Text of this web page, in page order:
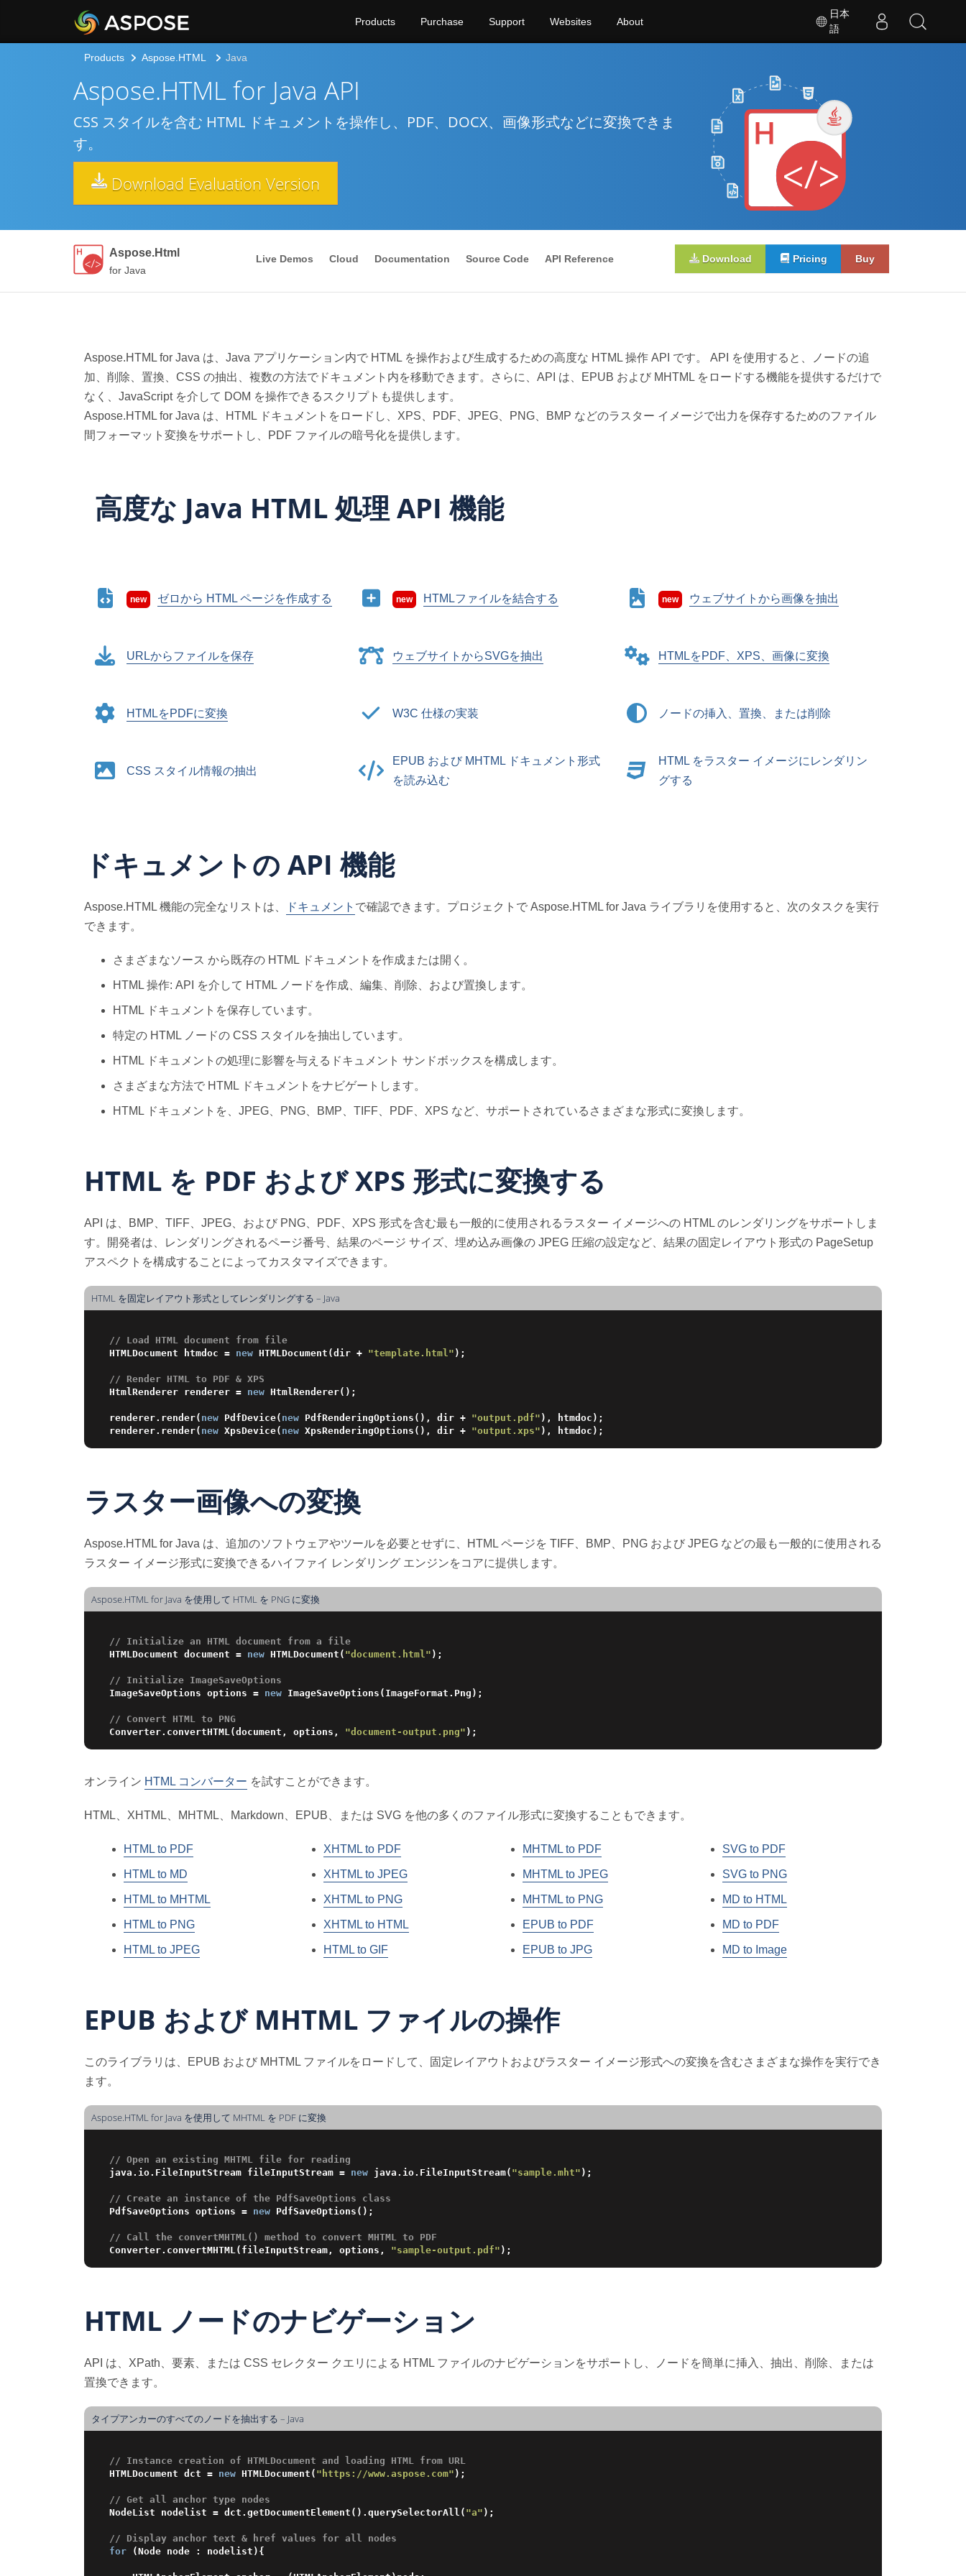
日本
語
Products Purchase Support Websites About
Products Aspose.HTML Java
Aspose.HTML for Java API
CSS スタイルを含む HTML ドキュメントを操作し、PDF、DOCX、画像形式などに変換できま
す。
Download Evaluation Version
Aspose.Html
for Java
Live Demos Cloud Documentation Source Code API Reference Download Pricing Buy
Aspose.HTML for Java は、Java アプリケーション内で HTML を操作および生成するための高度な HTML 操作 API です。 API を使用すると、ノードの追
加、削除、置換、CSS の抽出、複数の方法でドキュメント内を移動できます。さらに、API は、EPUB および MHTML をロードする機能を提供するだけで
なく、JavaScript を介して DOM を操作できるスクリプトも提供します。
Aspose.HTML for Java は、HTML ドキュメントをロードし、XPS、PDF、JPEG、PNG、BMP などのラスター イメージで出力を保存するためのファイル
間フォーマット変換をサポートし、PDF ファイルの暗号化を提供します。
高度な Java HTML 処理 API 機能
new ゼロから HTML ページを作成する new HTMLファイルを結合する new ウェブサイトから画像を抽出
URLからファイルを保存 ウェブサイトからSVGを抽出 HTMLをPDF、XPS、画像に変換
HTMLをPDFに変換 W3C 仕様の実装 ノードの挿入、置換、または削除
CSS スタイル情報の抽出
EPUB および MHTML ドキュメント形式
を読み込む
HTML をラスター イメージにレンダリン
グする
ドキュメントの API 機能
Aspose.HTML 機能の完全なリストは、 ドキュメント で確認できます。プロジェクトで Aspose.HTML for Java ライブラリを使用すると、次のタスクを実行
できます。
さまざまなソース から既存の HTML ドキュメントを作成または開く。
HTML 操作: API を介して HTML ノードを作成、編集、削除、および置換します。
HTML ドキュメントを保存しています。
特定の HTML ノードの CSS スタイルを抽出しています。
HTML ドキュメントの処理に影響を与えるドキュメント サンドボックスを構成します。
さまざまな方法で HTML ドキュメントをナビゲートします。
HTML ドキュメントを、JPEG、PNG、BMP、TIFF、PDF、XPS など、サポートされているさまざまな形式に変換します。
HTML を PDF および XPS 形式に変換する
API は、BMP、TIFF、JPEG、および PNG、PDF、XPS 形式を含む最も一般的に使用されるラスター イメージへの HTML のレンダリングをサポートしま
す。開発者は、レンダリングされるページ番号、結果のページ サイズ、埋め込み画像の JPEG 圧縮の設定など、結果の固定レイアウト形式の PageSetup
アスペクトを構成することによってカスタマイズできます。
HTML を固定レイアウト形式としてレンダリングする – Java
// Load HTML document from file
HTMLDocument htmdoc = new HTMLDocument(dir + "template.html" );
// Render HTML to PDF & XPS
HtmlRenderer renderer = new HtmlRenderer();
renderer.render( new PdfDevice( new PdfRenderingOptions(), dir + "output.pdf" ), htmdoc);
renderer.render( new XpsDevice( new XpsRenderingOptions(), dir + "output.xps"
ラスター画像への変換
Aspose.HTML for Java は、追加のソフトウェアやツールを必要とせずに、HTML ページを TIFF、BMP、PNG および JPEG などの最も一般的に使用される
ラスター イメージ形式に変換できるハイファイ レンダリング エンジンをコアに提供します。
Aspose.HTML for Java を使用して HTML を PNG に変換
// Initialize an HTML document from a file
HTMLDocument document = new HTMLDocument( "document.html" );
// Initialize ImageSaveOptions
ImageSaveOptions options = new ImageSaveOptions(ImageFormat.Png);
// Convert HTML to PNG
Converter.convertHTML(document, options, "document-output.png"
オンライン HTML コンバーター を試すことができます。
HTML、XHTML、MHTML、Markdown、EPUB、または SVG を他の多くのファイル形式に変換することもできます。
HTML to PDF
HTML to MD
HTML to MHTML
HTML to PNG
HTML to JPEG
XHTML to PDF
XHTML to JPEG
XHTML to PNG
XHTML to HTML
HTML to GIF
MHTML to PDF
MHTML to JPEG
MHTML to PNG
EPUB to PDF
EPUB to JPG
SVG to PDF
SVG to PNG
MD to HTML
MD to PDF
MD to Image
EPUB および MHTML ファイルの操作
このライブラリは、EPUB および MHTML ファイルをロードして、固定レイアウトおよびラスター イメージ形式への変換を含むさまざまな操作を実行でき
ます。
Aspose.HTML for Java を使用して MHTML を PDF に変換
// Open an existing MHTML file for reading
java.io.FileInputStream fileInputStream = new java.io.FileInputStream( "sample.mht" );
// Create an instance of the PdfSaveOptions class
PdfSaveOptions options = new PdfSaveOptions();
// Call the convertMHTML() method to convert MHTML to PDF
Converter.convertMHTML(fileInputStream, options, "sample-output.pdf"
HTML ノードのナビゲーション
API は、XPath、要素、または CSS セレクター クエリによる HTML ファイルのナビゲーションをサポートし、ノードを簡単に挿入、抽出、削除、または
置換できます。
タイプアンカーのすべてのノードを抽出する – Java
// Instance creation of HTMLDocument and loading HTML from URL
HTMLDocument dct = new HTMLDocument( "https://www.aspose.com" );
// Get all anchor type nodes
NodeList nodelist = dct.getDocumentElement().querySelectorAll( "a" );
// Display anchor text & href values for all nodes
for (Node node : nodelist){